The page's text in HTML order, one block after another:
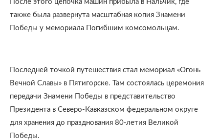
После этого цепочка машин прибыла в Нальчик, где
также была развернута масштабная копия Знамени
Победы у мемориала Погибшим комсомольцам.
Последней точкой путешествия стал мемориал «Огонь
Вечной Славы» в Пятигорске. Там состоялась церемония
передачи Знамени Победы в представительство
Президента в Северо-Кавказском федеральном округе
для хранения до празднования 80-летия Великой
Победы.